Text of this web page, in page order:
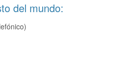
del mundo: